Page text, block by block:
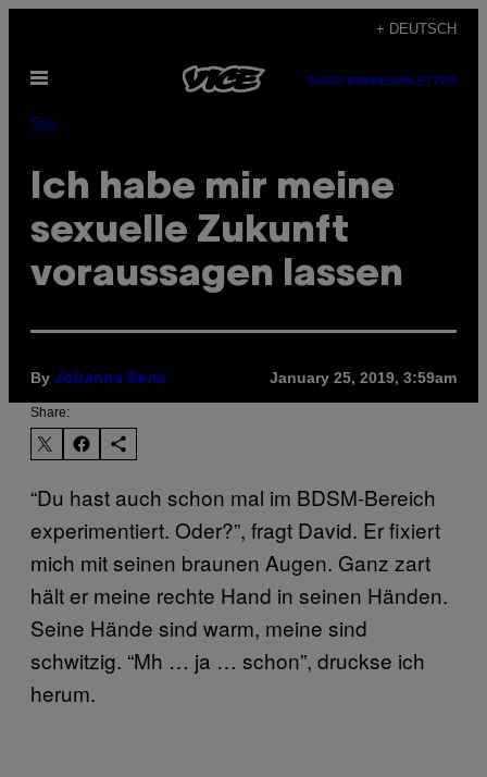
content
+ DEUTSCH
Open
SUBSCRIBENEWSLETTER
Sex
Ich habe mir meine
sexuelle Zukunft
voraussagen lassen
By Johanna Senn January 25, 2019, 3:59am
Share:
“Du hast auch schon mal im BDSM-Bereich
experimentiert. Oder?”, fragt David. Er fixiert
mich mit seinen braunen Augen. Ganz zart
hält er meine rechte Hand in seinen Händen.
Seine Hände sind warm, meine sind
schwitzig. “Mh … ja … schon”, druckse ich
herum.